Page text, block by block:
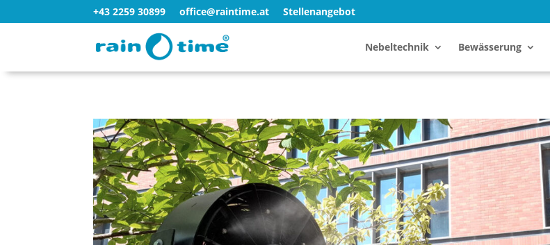
+43 2259 30899 office@raintime.at Stellenangebot
Nebeltechnik Bewässerung